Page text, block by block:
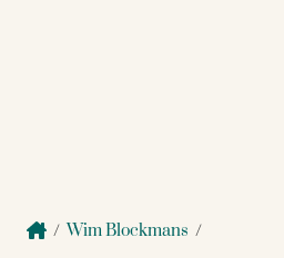
/Wim Blockmans /